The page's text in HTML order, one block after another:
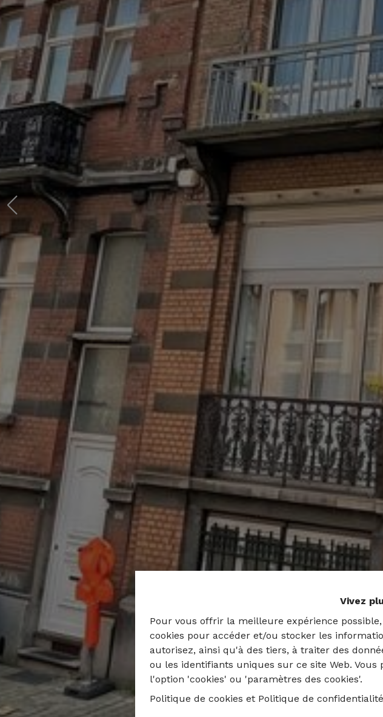
Vivez
Pour vous offrir la meilleure expérience
cookies pour accéder et/ou stocker les
autorisez, ainsi qu'à des tiers, à traiter des
ou les identifiants uniques sur ce site Web.
l'option 'cookies' ou 'paramètres des cookies'.
Politique de cookies et Politique de confidentialité